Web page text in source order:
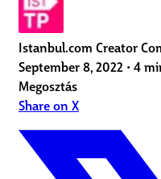
Istanbul.com Creator
September 8, 2022 • 4
Megosztás
Share on X